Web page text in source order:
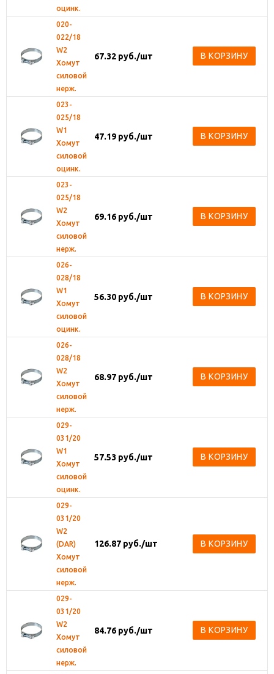
оцинк.
020-
022/18
W2
Хомут
силовой
нерж.
67.32 руб./шт В КОРЗИНУ
023-
025/18
W1
Хомут
силовой
оцинк.
47.19 руб./шт В КОРЗИНУ
023-
025/18
W2
Хомут
силовой
нерж.
69.16 руб./шт В КОРЗИНУ
026-
028/18
W1
Хомут
силовой
оцинк.
56.30 руб./шт В КОРЗИНУ
026-
028/18
W2
Хомут
силовой
нерж.
68.97 руб./шт В КОРЗИНУ
029-
031/20
W1
Хомут
силовой
оцинк.
57.53 руб./шт В КОРЗИНУ
029-
031/20
W2
(DAR)
Хомут
силовой
нерж.
126.87 руб./шт В КОРЗИНУ
029-
031/20
W2
Хомут
силовой
нерж.
84.76 руб./шт В КОРЗИНУ